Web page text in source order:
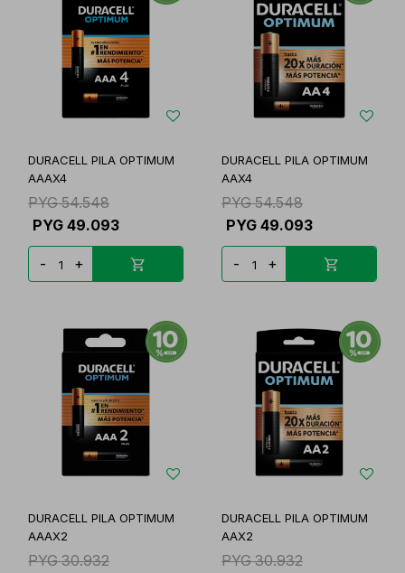
DURACELL PILA OPTIMUM
AAAX4
PYG 54.548
PYG 49.093
- +
DURACELL PILA OPTIMUM
AAX4
PYG 54.548
PYG 49.093
- +
DURACELL PILA OPTIMUM
AAAX2
PYG 30.932
DURACELL PILA OPTIMUM
AAX2
PYG 30.932